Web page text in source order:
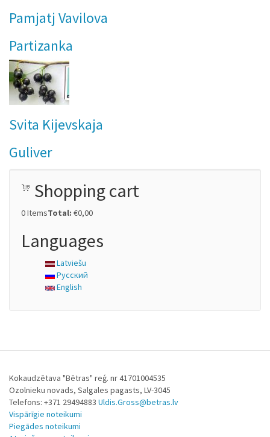
Pamjatj Vavilova
Partizanka
Svita Kijevskaja
Guliver
Shopping cart
0ItemsTotal: €0,00
Languages
Latviešu
Русский
English
Kokaudzētava "Bētras" reģ. nr 41701004535
Ozolnieku novads, Salgales pagasts, LV-3045
Telefons: +371 29494883 Uldis.Gross@betras.lv
Vispārīgie noteikumi
Piegādes noteikumi